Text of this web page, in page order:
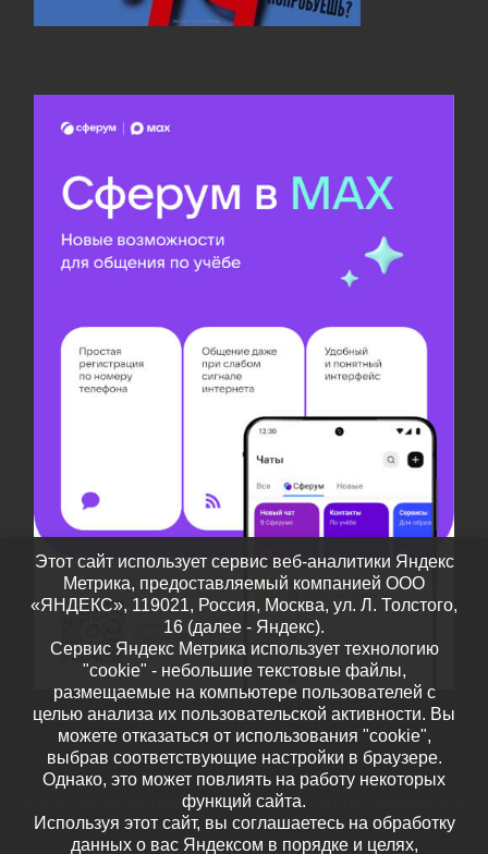
Дополнительное образование детей Тамбовской
области– Все права защищены
Этот сайт использует сервис веб-аналитики Яндекс
Метрика, предоставляемый компанией ООО
«ЯНДЕКС», 119021, Россия, Москва, ул. Л. Толстого,
16 (далее - Яндекс).
Сервис Яндекс Метрика использует технологию
"cookie" - небольшие текстовые файлы,
размещаемые на компьютере пользователей с
целью анализа их пользовательской активности. Вы
можете отказаться от использования "cookie",
выбрав соответствующие настройки в браузере.
Однако, это может повлиять на работу некоторых
функций сайта.
Используя этот сайт, вы соглашаетесь на обработку
данных о вас Яндексом в порядке и целях,